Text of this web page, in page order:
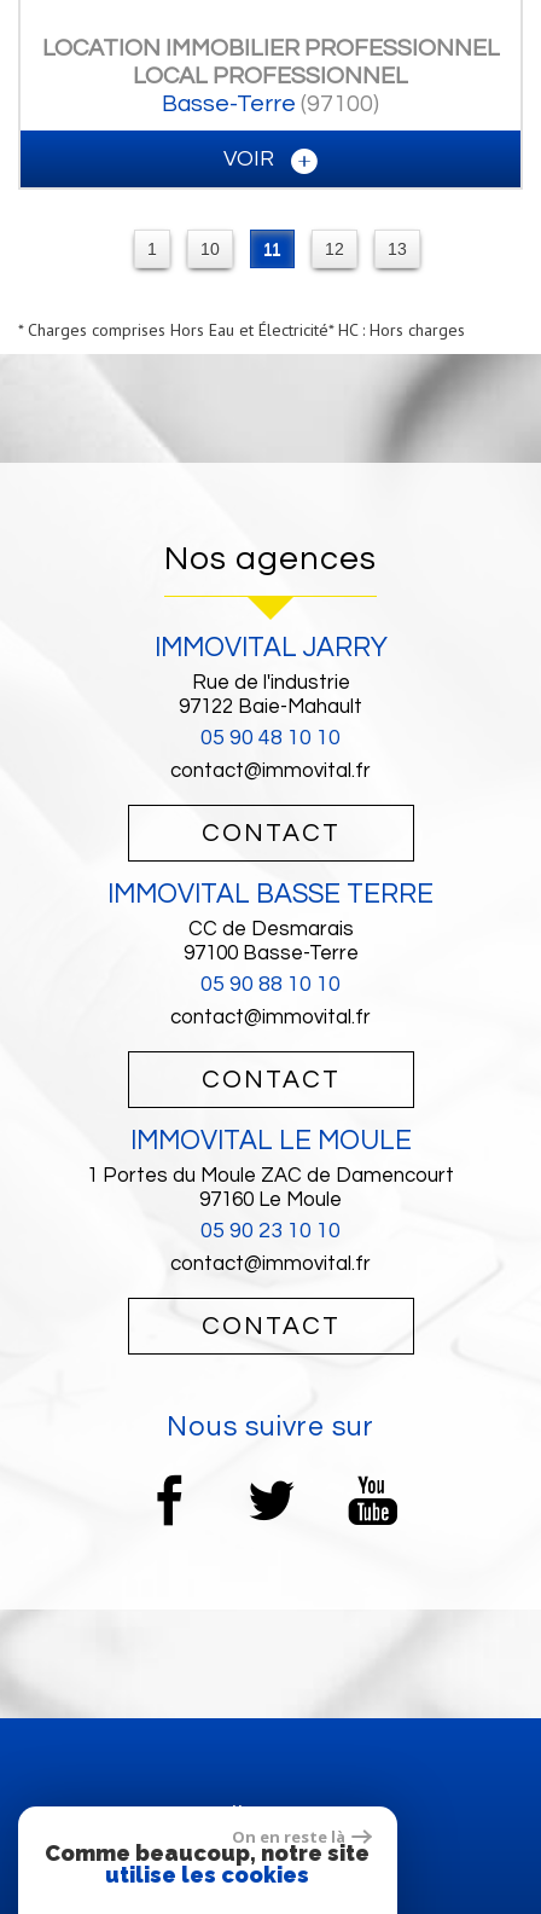
LOCATION IMMOBILIER PROFESSIONNEL
LOCAL PROFESSIONNEL
Basse-Terre (97100)
VOIR
1 10 11 12 13
* Charges comprises Hors Eau et Électricité* HC : Hors charges
Nos agences
IMMOVITAL JARRY
Rue de l'industrie
97122 Baie-Mahault
05 90 48 10 10
contact@immovital.fr
CONTACT
IMMOVITAL BASSE TERRE
CC de Desmarais
97100 Basse-Terre
05 90 88 10 10
contact@immovital.fr
CONTACT
IMMOVITAL LE MOULE
1 Portes du Moule ZAC de Damencourt
97160 Le Moule
05 90 23 10 10
contact@immovital.fr
CONTACT
Nous suivre sur
On en reste là
Comme beaucoup, notre site
utilise les cookies